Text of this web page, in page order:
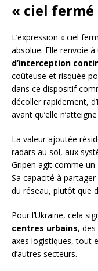
« ciel fermé
L’expression « ciel
absolue. Elle renvoie à
d’interception
coûteuse et risquée
dans ce dispositif
décoller rapidement,
avant qu’elle
La valeur ajoutée
radars au sol, aux
Gripen agit comme un
Sa capacité à
du réseau, plutôt que
Pour l’Ukraine, cela
centres urbains,
axes logistiques, tout
d’autres secteurs.